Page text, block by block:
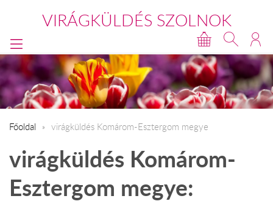
VIRÁGKÜLDÉS SZOLNOK
Főoldal virágküldés Komárom-Esztergom megye
virágküldés Komárom-
Esztergom megye: